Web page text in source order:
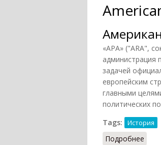
«АРА» ("ARA",
администрация
задачей
европейским
главными
политических
Tags:
История
Подробнее